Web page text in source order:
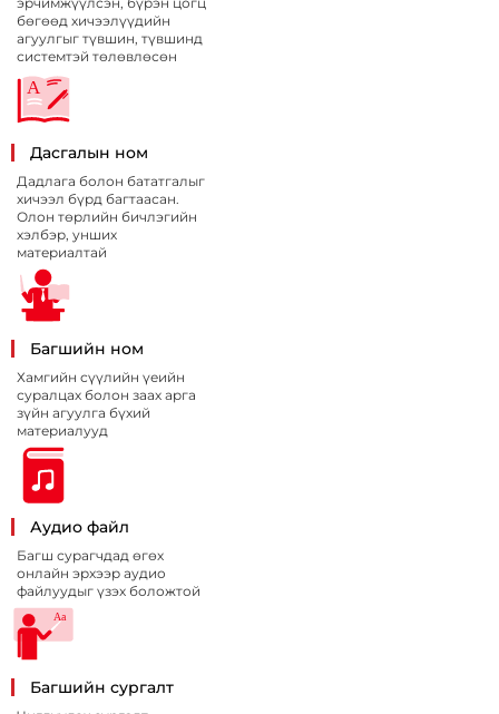
бөгөөд хичээлүүдийн
агуулгыг түвшин, түвшинд
системтэй төлөвлөсөн
Дасгалын ном
Дадлага болон бататгалыг
хичээл бүрд багтаасан.
Олон төрлийн бичлэгийн
хэлбэр, унших
материалтай
Багшийн ном
Хамгийн сүүлийн үеийн
суралцах болон заах арга
зүйн агуулга бүхий
материалууд
Аудио файл
Багш сурагчдад өгөх
онлайн эрхээр аудио
файлуудыг үзэх боложтой
Багшийн сургалт